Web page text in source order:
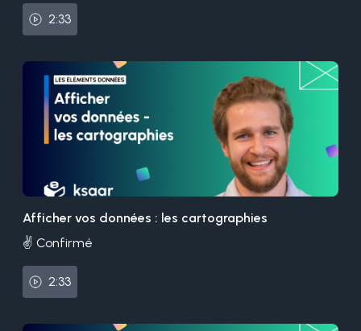
2:33
Afficher vos données : les cartographies
✌️ Confirmé
2:33